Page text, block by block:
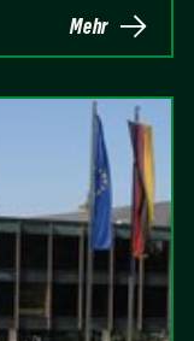
Mehr